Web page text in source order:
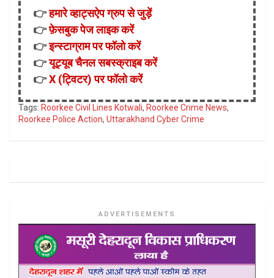
👉हमारे व्हाट्सऐप ग्रुप से जुड़ें
👉फ़ेसबुक पेज लाइक करें
👉इन्स्टाग्राम पर फॉलो करें
👉यूट्यूब चैनल सबस्क्राइब करें
👉X (ट्विटर) पर फॉलो करें
Tags: Roorkee Civil Lines Kotwali, Roorkee Crime News,
Roorkee Police Action, Uttarakhand Cyber Crime
ADVERTISEMENTS